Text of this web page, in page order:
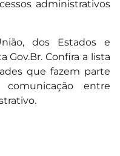
administrativos
dos Estados e
Gov.Br. Confira a lista
que fazem parte
entre